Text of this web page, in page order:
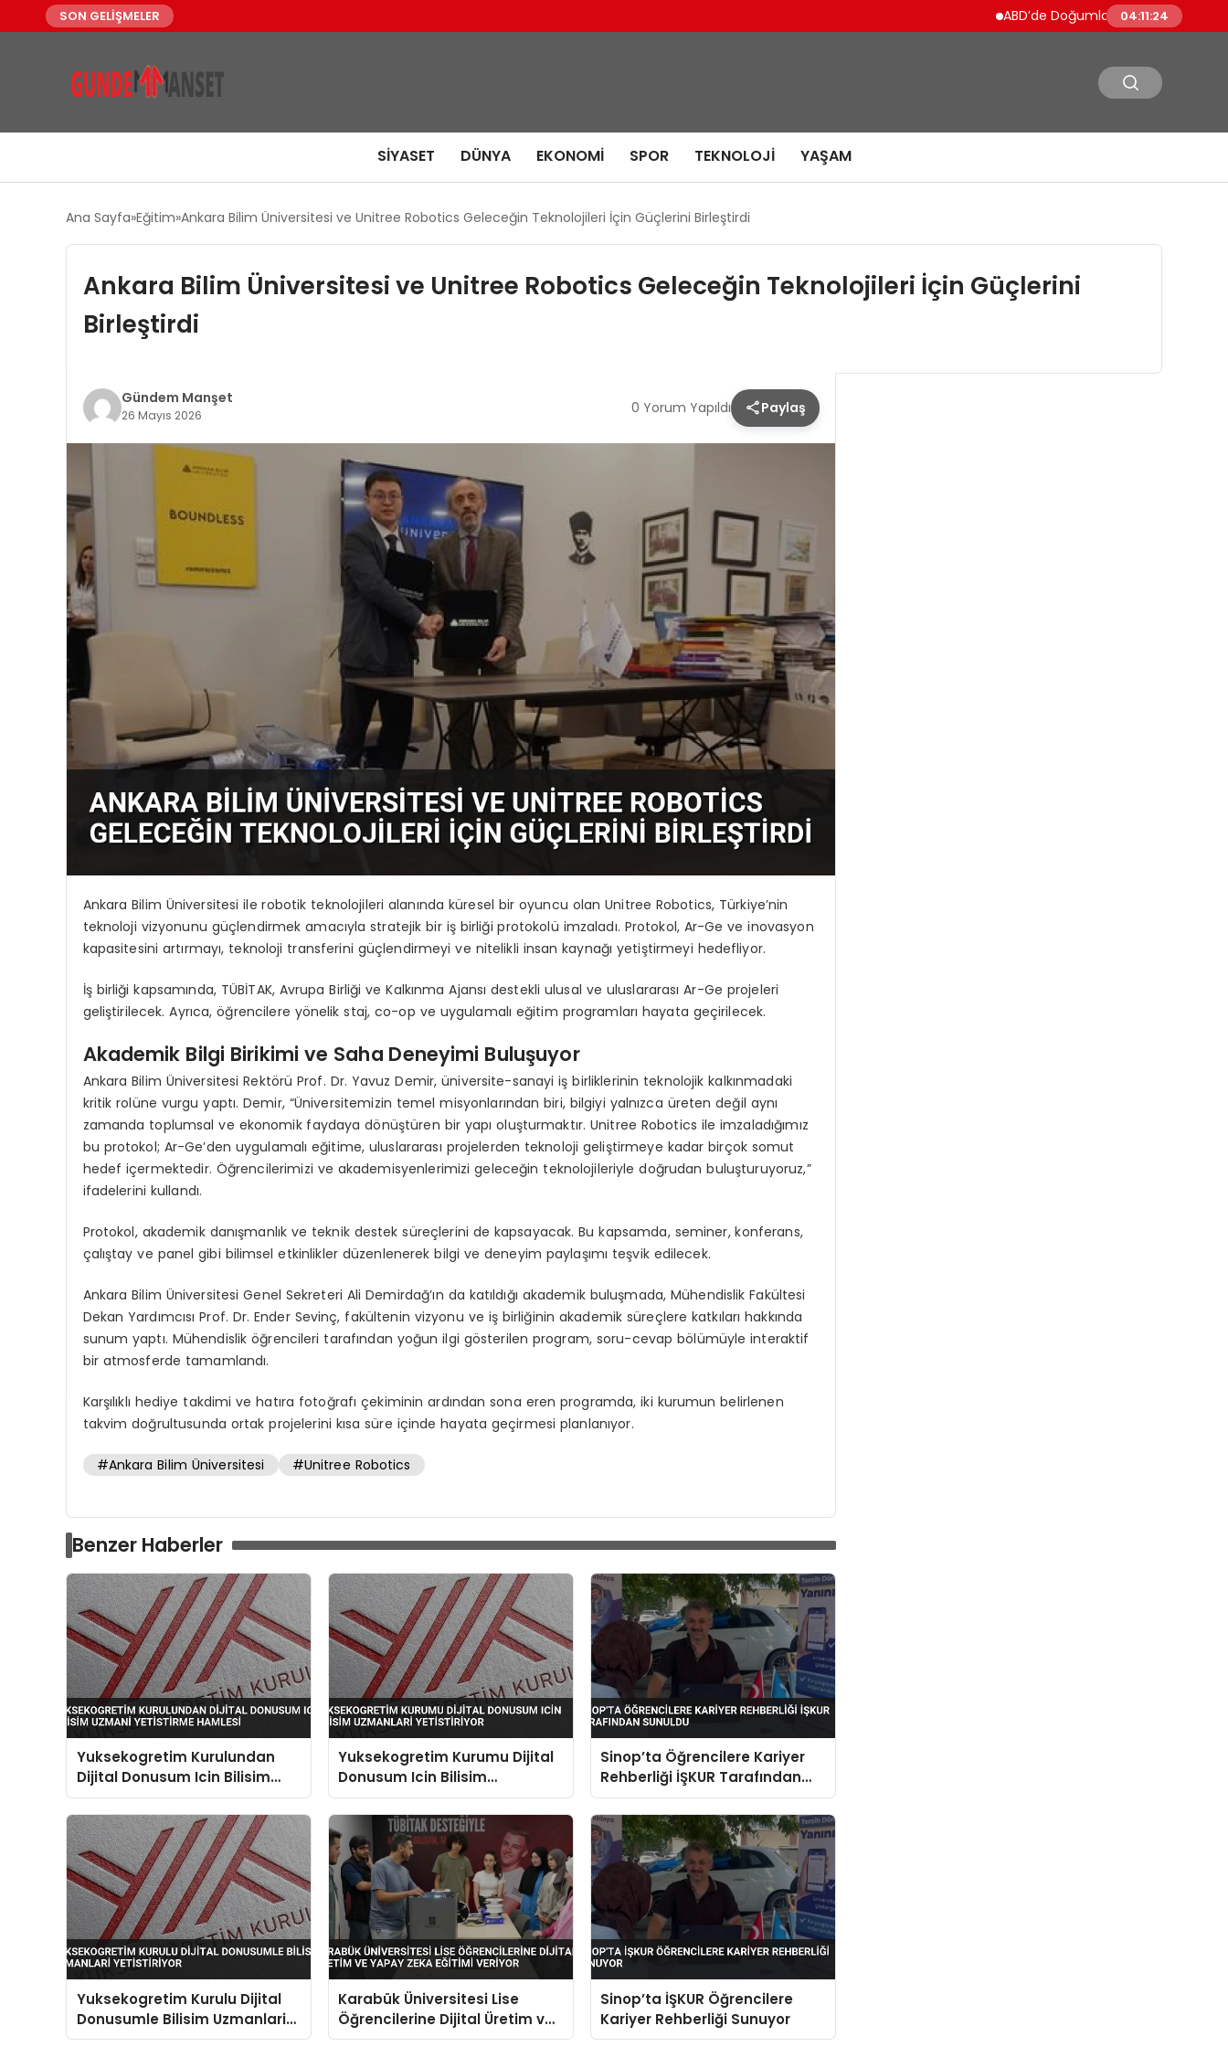
SON GELİŞMELER ABD’de Doğumla Vatandaşlık
04:11:24
SIYASET DÜNYA EKONOMI SPOR TEKNOLOJI YAŞAM
Ana Sayfa Eğitim Ankara Bilim Üniversitesi ve Unitree Robotics Geleceğin Teknolojileri İçin Güçlerini Birleştirdi
Ankara Bilim Üniversitesi ve Unitree Robotics Geleceğin Teknolojileri İçin Güçlerini
Birleştirdi
Gündem Manşet
26 Mayıs 2026 0 Yorum Yapıldı Paylaş
Ankara Bilim Üniversitesi ile robotik teknolojileri alanında küresel bir oyuncu olan Unitree Robotics, Türkiye’nin
teknoloji vizyonunu güçlendirmek amacıyla stratejik bir iş birliği protokolü imzaladı. Protokol, Ar-Ge ve inovasyon
kapasitesini artırmayı, teknoloji transferini güçlendirmeyi ve nitelikli insan kaynağı yetiştirmeyi hedefliyor.
İş birliği kapsamında, TÜBİTAK, Avrupa Birliği ve Kalkınma Ajansı destekli ulusal ve uluslararası Ar-Ge projeleri
geliştirilecek. Ayrıca, öğrencilere yönelik staj, co-op ve uygulamalı eğitim programları hayata geçirilecek.
Akademik Bilgi Birikimi ve Saha Deneyimi Buluşuyor
Ankara Bilim Üniversitesi Rektörü Prof. Dr. Yavuz Demir, üniversite-sanayi iş birliklerinin teknolojik kalkınmadaki
kritik rolüne vurgu yaptı. Demir, “Üniversitemizin temel misyonlarından biri, bilgiyi yalnızca üreten değil aynı
zamanda toplumsal ve ekonomik faydaya dönüştüren bir yapı oluşturmaktır. Unitree Robotics ile imzaladığımız
bu protokol; Ar-Ge’den uygulamalı eğitime, uluslararası projelerden teknoloji geliştirmeye kadar birçok somut
hedef içermektedir. Öğrencilerimizi ve akademisyenlerimizi geleceğin teknolojileriyle doğrudan buluşturuyoruz,”
ifadelerini kullandı.
Protokol, akademik danışmanlık ve teknik destek süreçlerini de kapsayacak. Bu kapsamda, seminer, konferans,
çalıştay ve panel gibi bilimsel etkinlikler düzenlenerek bilgi ve deneyim paylaşımı teşvik edilecek.
Ankara Bilim Üniversitesi Genel Sekreteri Ali Demirdağ’ın da katıldığı akademik buluşmada, Mühendislik Fakültesi
Dekan Yardımcısı Prof. Dr. Ender Sevinç, fakültenin vizyonu ve iş birliğinin akademik süreçlere katkıları hakkında
sunum yaptı. Mühendislik öğrencileri tarafından yoğun ilgi gösterilen program, soru-cevap bölümüyle interaktif
bir atmosferde tamamlandı.
Karşılıklı hediye takdimi ve hatıra fotoğrafı çekiminin ardından sona eren programda, iki kurumun belirlenen
takvim doğrultusunda ortak projelerini kısa süre içinde hayata geçirmesi planlanıyor.
#Ankara Bilim Üniversitesi #Unitree Robotics
Benzer Haberler
Yuksekogretim Kurulundan
Dijital Donusum Icin Bilisim
Uzmani Yetistirme Hamlesi
Yuksekogretim Kurumu Dijital
Donusum Icin Bilisim
Uzmanlari Yetistiriyor
Sinop’ta Öğrencilere Kariyer
Rehberliği İŞKUR Tarafından
Sunuldu
Yuksekogretim Kurulu Dijital
Donusumle Bilisim Uzmanlari
Yetistiriyor
Karabük Üniversitesi Lise
Öğrencilerine Dijital Üretim ve
Yapay Zeka Eğitimi Veriyor
Sinop’ta İŞKUR Öğrencilere
Kariyer Rehberliği Sunuyor